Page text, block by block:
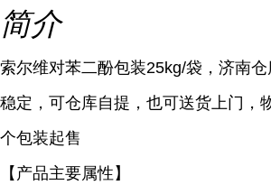
简介
索尔维对苯二酚包装25kg/袋，济南
稳定，可仓库自提，也可送货上门，
个包装起售
【产品主要属性】